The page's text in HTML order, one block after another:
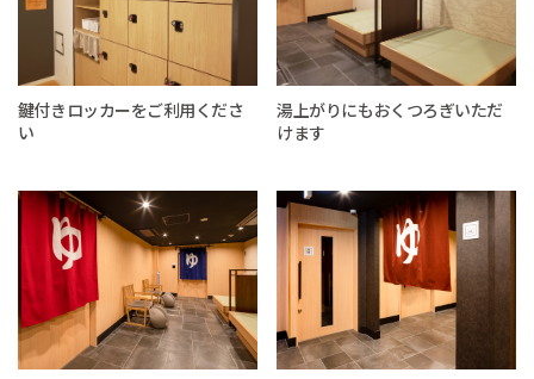
鍵付きロッカーをご利用くださ
い
湯上がりにもおくつろぎいただ
けます